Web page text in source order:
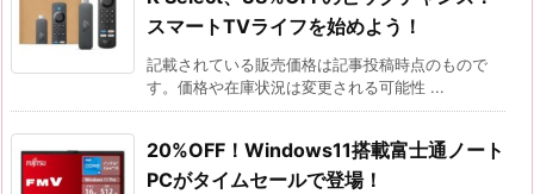
スマートTVライフを始めよう！
記載されている販売価格は記事投稿時点のもので
す。価格や在庫状況は変更される可能性 ...
20%OFF！Windows11搭載富士通ノート
PCがタイムセールで登場！